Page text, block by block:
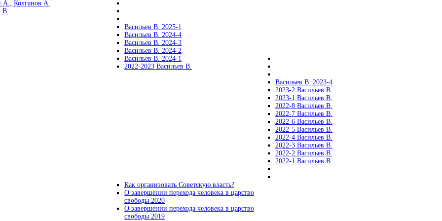
А., Колганов А.
В.
Васильев В. 2025-1
Васильев В. 2024-4
Васильев В. 2024-3
Васильев В. 2024-2
Васильев В. 2024-1
2022-2023 Васильев В.
Васильев В. 2023-4
2023-2 Васильев В.
2023-1 Васильев В.
2022-8 Васильев В.
2022-7 Васильев В.
2022-6 Васильев В.
2022-5 Васильев В.
2022-4 Васильев В.
2022-3 Васильев В.
2022-2 Васильев В.
2022-1 Васильев В.
Как организовать Советскую власть?
О завершении перехода человека в царство
свободы 2020
О завершении перехода человека в царство
свободы 2019